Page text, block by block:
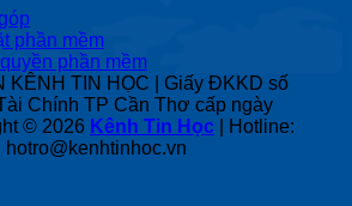
phần mềm
phần mềm
KÊNH TIN HỌC | Giấy ĐKKD số
Chính TP Cần Thơ cấp ngày
© 2026 Kênh Tin Học | Hotline: